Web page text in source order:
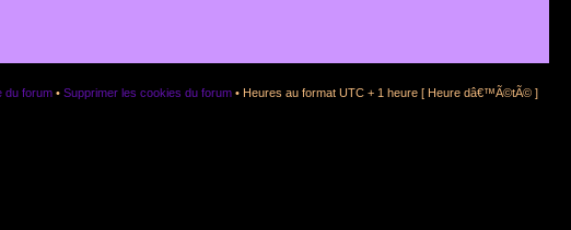
du forum • Supprimer les cookies du forum • Heures au format UTC + 1 heure [ Heure dâ€™Ã©tÃ© ]